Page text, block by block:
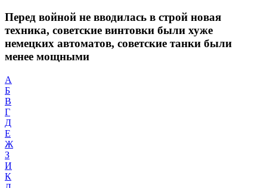
Перед войной не вводилась в строй новая
техника, советские винтовки были хуже
немецких автоматов, советские танки были
менее мощными
А
Б
В
Г
Д
Е
Ж
З
И
К